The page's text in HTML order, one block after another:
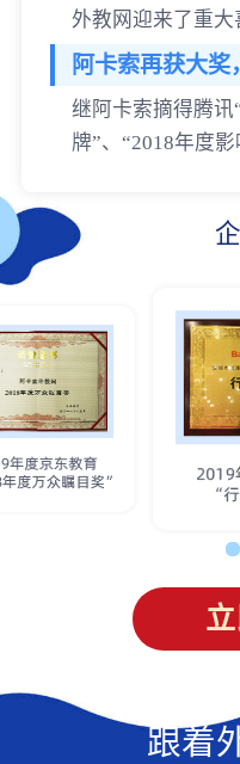
外教网迎来了重大
阿卡索再获大奖
继阿卡索摘得腾讯
牌”、“2018年度
跟着